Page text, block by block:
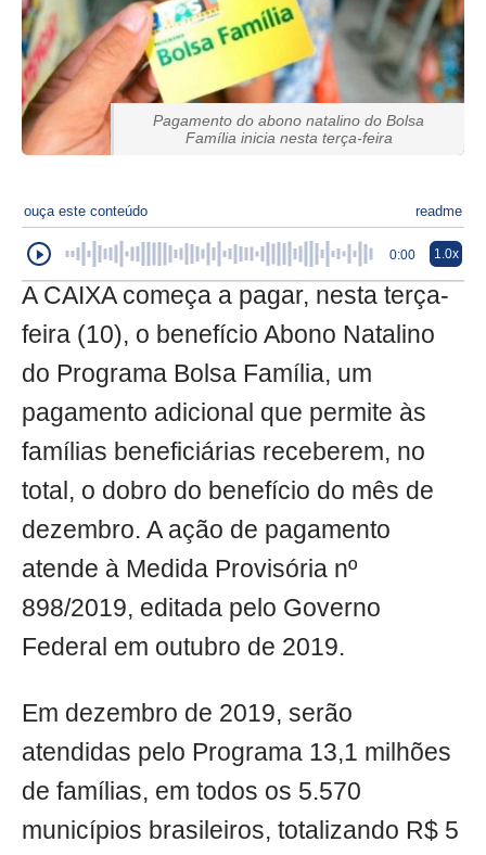
Pagamento do abono natalino do Bolsa
Família inicia nesta terça-feira
ouça este conteúdo readme
0:00 1.0x
A CAIXA começa a pagar, nesta terça-
feira (10), o benefício Abono Natalino
do Programa Bolsa Família, um
pagamento adicional que permite às
famílias beneficiárias receberem, no
total, o dobro do benefício do mês de
dezembro. A ação de pagamento
atende à Medida Provisória nº
898/2019, editada pelo Governo
Federal em outubro de 2019.
Em dezembro de 2019, serão
atendidas pelo Programa 13,1 milhões
de famílias, em todos os 5.570
municípios brasileiros, totalizando R$ 5